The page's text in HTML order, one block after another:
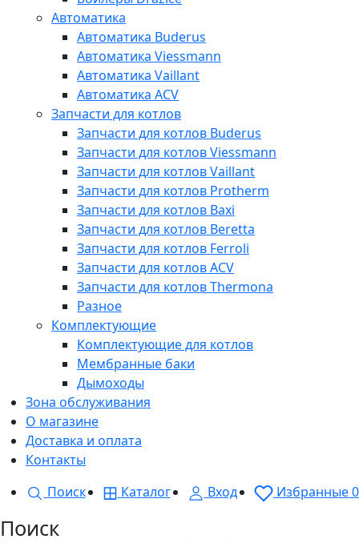
Автоматика
Автоматика Buderus
Автоматика Viessmann
Автоматика Vaillant
Автоматика ACV
Запчасти для котлов
Запчасти для котлов Buderus
Запчасти для котлов Viessmann
Запчасти для котлов Vaillant
Запчасти для котлов Protherm
Запчасти для котлов Baxi
Запчасти для котлов Beretta
Запчасти для котлов Ferroli
Запчасти для котлов ACV
Запчасти для котлов Thermona
Разное
Комплектующие
Комплектующие для котлов
Мембранные баки
Дымоходы
Зона обслуживания
О магазине
Доставка и оплата
Контакты
Поиск
Каталог Вход Избранные0
Поиск